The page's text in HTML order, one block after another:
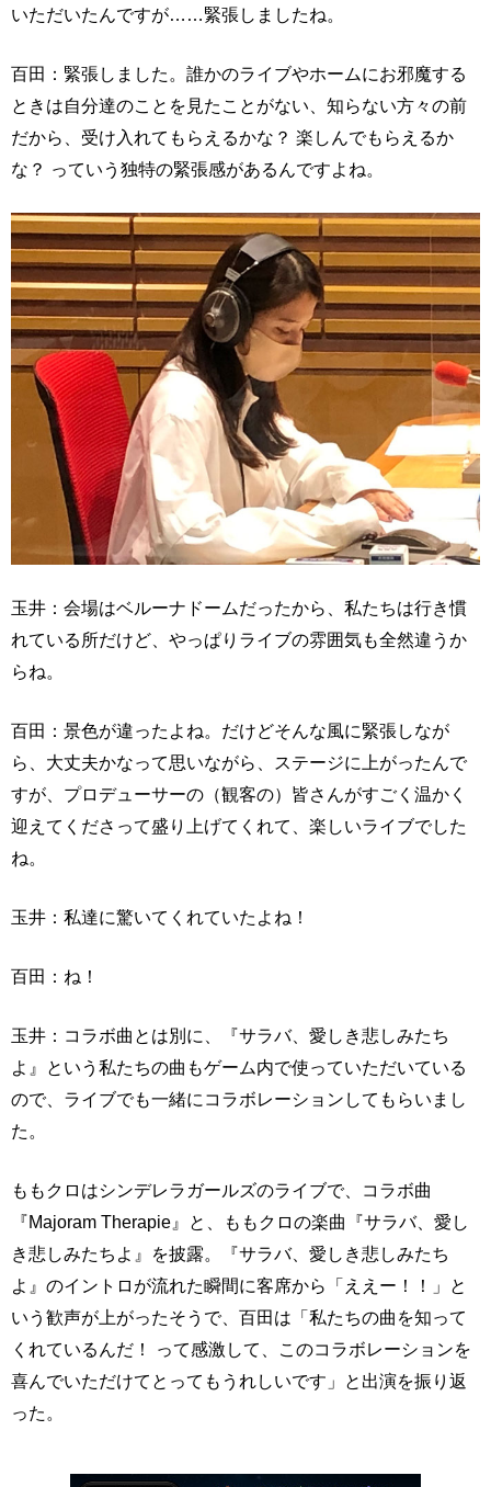
いただいたんですが……緊張しましたね。
百田：緊張しました。誰かのライブやホームにお邪魔する
ときは自分達のことを見たことがない、知らない方々の前
だから、受け入れてもらえるかな？ 楽しんでもらえるか
な？ っていう独特の緊張感があるんですよね。
玉井：会場はベルーナドームだったから、私たちは行き慣
れている所だけど、やっぱりライブの雰囲気も全然違うか
らね。
百田：景色が違ったよね。だけどそんな風に緊張しなが
ら、大丈夫かなって思いながら、ステージに上がったんで
すが、プロデューサーの（観客の）皆さんがすごく温かく
迎えてくださって盛り上げてくれて、楽しいライブでした
ね。
玉井：私達に驚いてくれていたよね！
百田：ね！
玉井：コラボ曲とは別に、『サラバ、愛しき悲しみたち
よ』という私たちの曲もゲーム内で使っていただいている
ので、ライブでも一緒にコラボレーションしてもらいまし
た。
ももクロはシンデレラガールズのライブで、コラボ曲
『Majoram Therapie』と、ももクロの楽曲『サラバ、愛し
き悲しみたちよ』を披露。『サラバ、愛しき悲しみたち
よ』のイントロが流れた瞬間に客席から「ええー！！」と
いう歓声が上がったそうで、百田は「私たちの曲を知って
くれているんだ！ って感激して、このコラボレーションを
喜んでいただけてとってもうれしいです」と出演を振り返
った。